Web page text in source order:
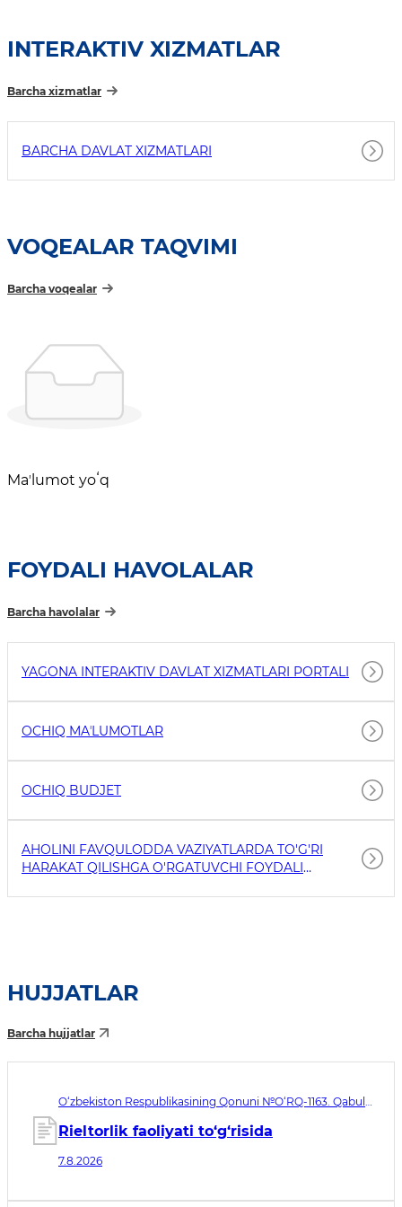
INTERAKTIV XIZMATLAR
Barcha xizmatlar
BARCHA DAVLAT XIZMATLARI
VOQEALAR TAQVIMI
Barcha voqealar
Maʼlumot yoʻq
FOYDALI HAVOLALAR
Barcha havolalar
YAGONA INTERAKTIV DAVLAT XIZMATLARI PORTALI
OCHIQ MAʼLUMOTLAR
OCHIQ BUDJET
AHOLINI FAVQULODDA VAZIYATLARDA TO'G'RI
HARAKAT QILISHGA O'RGATUVCHI FOYDALI
HUJJATLAR
Barcha hujjatlar
O‘zbekiston Respublikasining Qonuni №O‘RQ-1163. Qabul
Rieltorlik faoliyati to‘g‘risida
7.8.2026